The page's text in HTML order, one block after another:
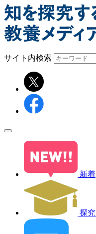
サイト内検索
新着
探究